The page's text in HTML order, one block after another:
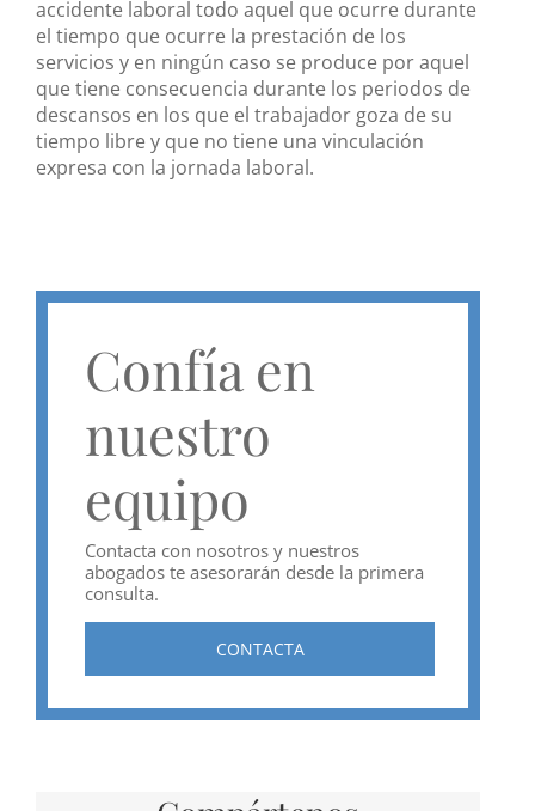
accidente laboral todo aquel que ocurre durante
el tiempo que ocurre la prestación de los
servicios y en ningún caso se produce por aquel
que tiene consecuencia durante los periodos de
descansos en los que el trabajador goza de su
tiempo libre y que no tiene una vinculación
expresa con la jornada laboral.
Confía en
nuestro
equipo
Contacta con nosotros y nuestros
abogados te asesorarán desde la primera
consulta.
CONTACTA